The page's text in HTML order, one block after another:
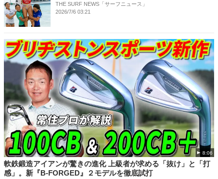
THE SURF NEWS「サーフニュース」
2026/7/6 03:21
8:06
軟鉄鍛造アイアンが驚きの進化 上級者が求める「抜け」と「打
感」。新『B-FORGED』２モデルを徹底試打